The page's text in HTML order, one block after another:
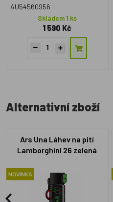
AU54560956
Skladem 1 ks
1 590 Kč
Alternativní zboží
Ars Una Láhev na pití
Lamborghini 26 zelená
NOVINKA